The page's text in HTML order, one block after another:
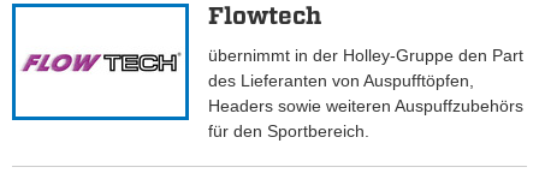
Flowtech
übernimmt in der Holley-Gruppe den Part
des Lieferanten von Auspufftöpfen,
Headers sowie weiteren Auspuffzubehörs
für den Sportbereich.